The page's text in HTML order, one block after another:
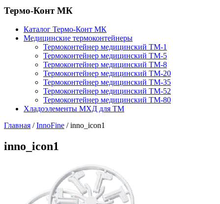
Термо-Конт МК
Каталог Термо-Конт МК
Медицинские термоконтейнеры
Термоконтейнер медицинский ТМ-1
Термоконтейнер медицинский ТМ-5
Термоконтейнер медицинский ТМ-8
Термоконтейнер медицинский ТМ-20
Термоконтейнер медицинский ТМ-35
Термоконтейнер медицинский ТМ-52
Термоконтейнер медицинский ТМ-80
Хладоэлементы МХД для ТМ
Главная /InnoFine /inno_icon1
inno_icon1